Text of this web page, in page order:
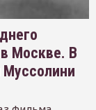
Москве. В
Муссолини